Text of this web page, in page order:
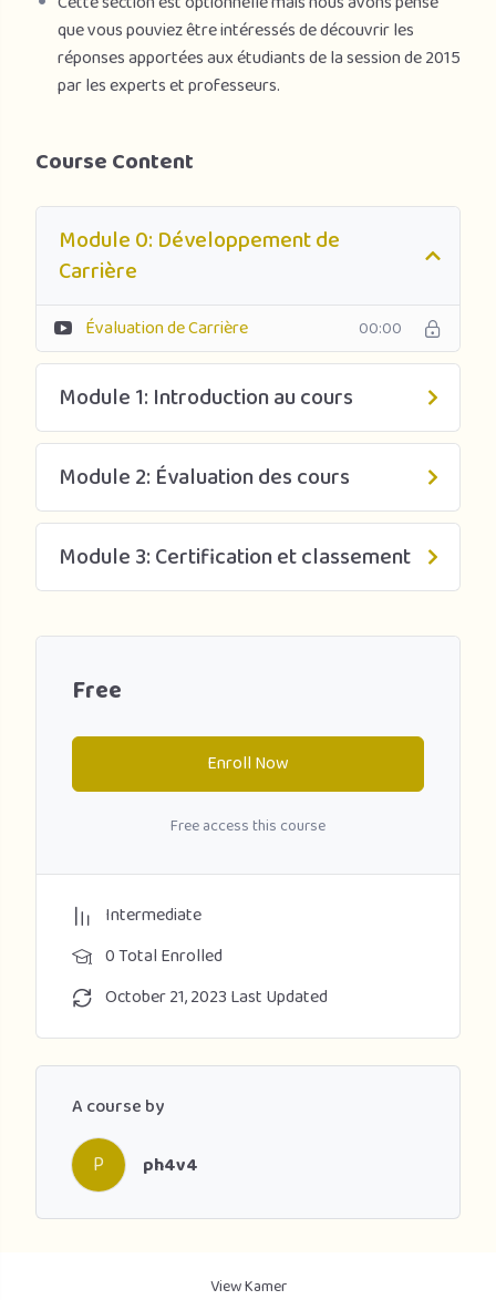
que vous pouviez être intéressés de découvrir les
réponses apportées aux étudiants de la session de 2015
par les experts et professeurs.
Course Content
Module 0: Développement de
Carrière
Évaluation de Carrière 00:00
Module 1: Introduction au cours
Module 2: Évaluation des cours
Module 3: Certification et classement
Free
Enroll Now
Free access this course
Intermediate
0 Total Enrolled
October 21, 2023 Last Updated
A course by
P ph4v4
View Kamer